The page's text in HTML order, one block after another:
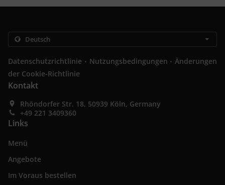
Datenschutzrichtlinie . Nutzungsbedingungen . Änderungen
der Cookie-Richtlinie
Kontakt
Rhöndorfer Str. 18, 50939 Köln, Germany
+49 221 3409360
Links
Menü
Angebote
Im Voraus bestellen